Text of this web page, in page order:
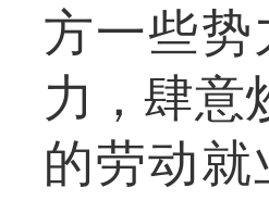
方一些
力，肆意
的劳动